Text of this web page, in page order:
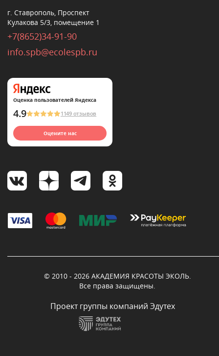
г. Ставрополь, Проспект
Кулакова 5/3, помещение 1
+7(8652)34-91-90
info.spb@ecolespb.ru
Оценка пользователей Яндекса
4.9 1149 отзывов
Оцените нас
© 2010 - 2026 АКАДЕМИЯ КРАСОТЫ ЭКОЛЬ.
Все права защищены.
Проект группы компаний Эдутех